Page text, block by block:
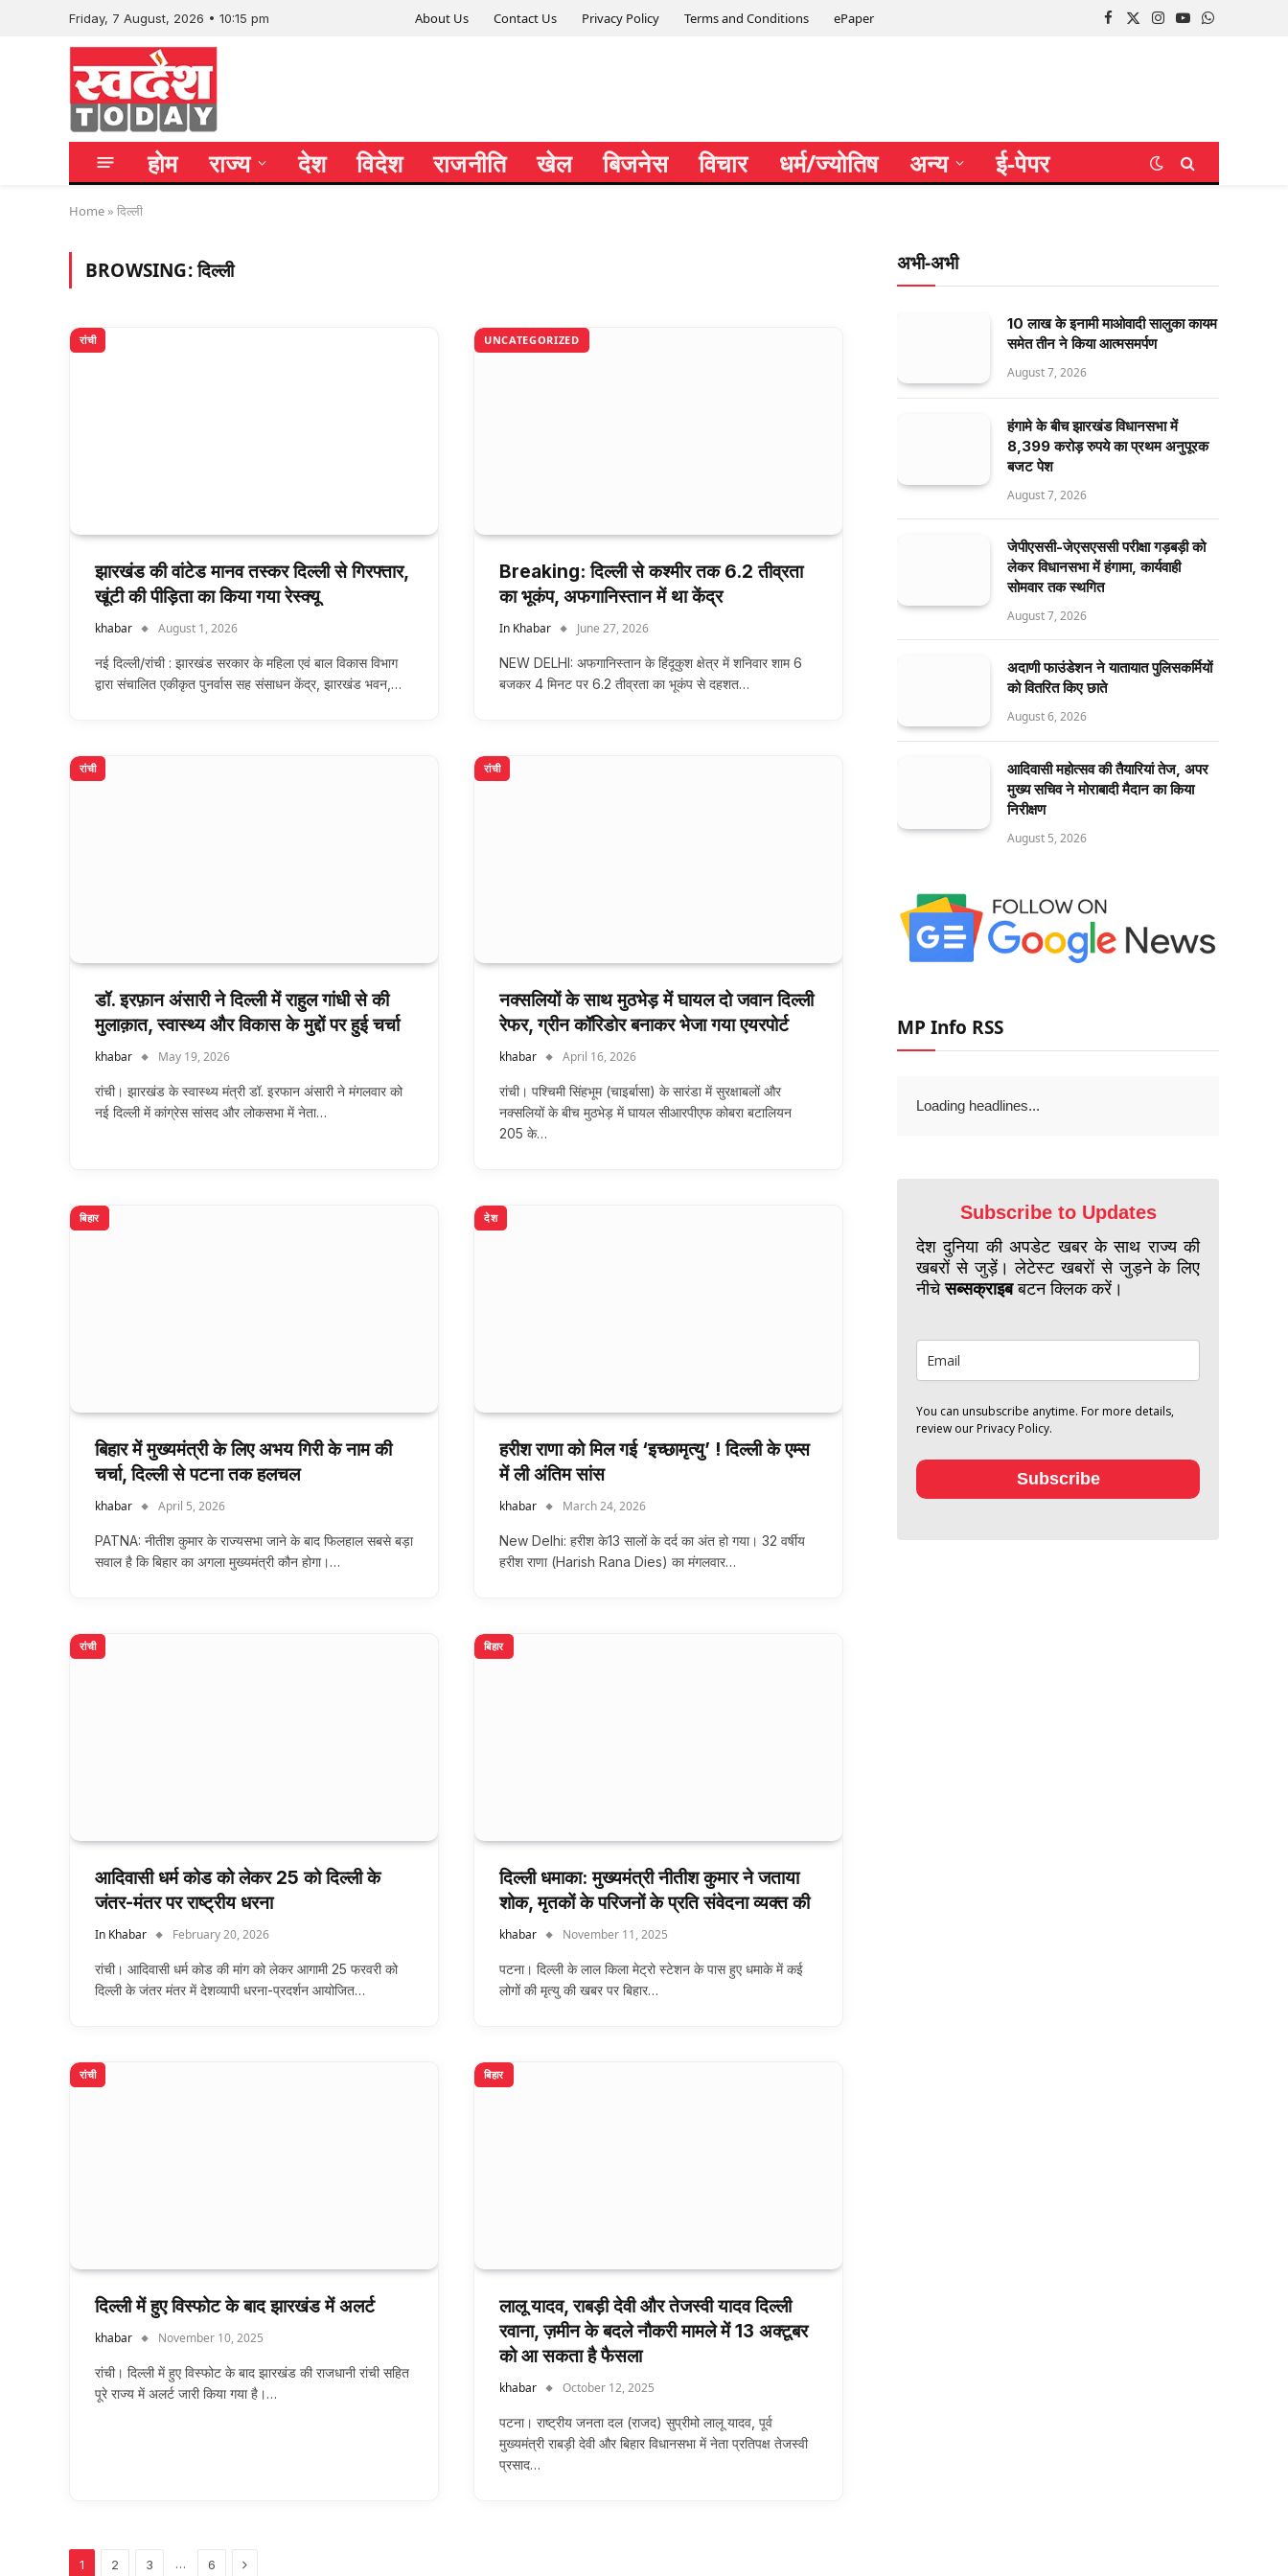
Friday, 7 August, 2026 • 10:15 pm About Us Contact Us Privacy Policy Terms and Conditions ePaper
Facebook
X
Instagram
YouTubeWhatsApp
होम राज्य देश विदेश राजनीति खेल बिजनेस विचार धर्म/ज्योतिष अन्य ई-पेपर
Home » दिल्ली
BROWSING:दिल्ली
रांची
झारखंड की वांटेड मानव तस्कर दिल्ली से गिरफ्तार,
खूंटी की पीड़िता का किया गया रेस्क्यू
khabar August 1, 2026
नई दिल्ली/रांची : झारखंड सरकार के महिला एवं बाल विकास विभाग
द्वारा संचालित एकीकृत पुनर्वास सह संसाधन केंद्र, झारखंड भवन,…
UNCATEGORIZED
Breaking: दिल्ली से कश्मीर तक 6.2 तीव्रता
का भूकंप, अफगानिस्तान में था केंद्र
In Khabar June 27, 2026
NEW DELHI: अफगानिस्तान के हिंदूकुश क्षेत्र में शनिवार शाम 6
बजकर 4 मिनट पर 6.2 तीव्रता का भूकंप से दहशत…
रांची
डॉ. इरफ़ान अंसारी ने दिल्ली में राहुल गांधी से की
मुलाक़ात, स्वास्थ्य और विकास के मुद्दों पर हुई चर्चा
khabar May 19, 2026
रांची। झारखंड के स्वास्थ्य मंत्री डॉ. इरफान अंसारी ने मंगलवार को
नई दिल्ली में कांग्रेस सांसद और लोकसभा में नेता…
रांची
नक्सलियों के साथ मुठभेड़ में घायल दो जवान दिल्ली
रेफर, ग्रीन कॉरिडोर बनाकर भेजा गया एयरपोर्ट
khabar April 16, 2026
रांची। पश्चिमी सिंहभूम (चाइर्बासा) के सारंडा में सुरक्षाबलों और
नक्सलियों के बीच मुठभेड़ में घायल सीआरपीएफ कोबरा बटालियन
205 के…
बिहार
बिहार में मुख्यमंत्री के लिए अभय गिरी के नाम की
चर्चा, दिल्ली से पटना तक हलचल
khabar April 5, 2026
PATNA: नीतीश कुमार के राज्यसभा जाने के बाद फिलहाल सबसे बड़ा
सवाल है कि बिहार का अगला मुख्यमंत्री कौन होगा।…
देश
हरीश राणा को मिल गई ‘इच्छामृत्यु’ ! दिल्ली के एम्स
में ली अंतिम सांस
khabar March 24, 2026
New Delhi: हरीश के13 सालों के दर्द का अंत हो गया। 32 वर्षीय
हरीश राणा (Harish Rana Dies) का मंगलवार…
रांची
आदिवासी धर्म कोड को लेकर 25 को दिल्ली के
जंतर-मंतर पर राष्ट्रीय धरना
In Khabar February 20, 2026
रांची। आदिवासी धर्म कोड की मांग को लेकर आगामी 25 फरवरी को
दिल्ली के जंतर मंतर में देशव्यापी धरना-प्रदर्शन आयोजित…
बिहार
दिल्ली धमाका: मुख्यमंत्री नीतीश कुमार ने जताया
शोक, मृतकों के परिजनों के प्रति संवेदना व्यक्त की
khabar November 11, 2025
पटना। दिल्ली के लाल किला मेट्रो स्टेशन के पास हुए धमाके में कई
लोगों की मृत्यु की खबर पर बिहार…
रांची
दिल्ली में हुए विस्फोट के बाद झारखंड में अलर्ट
khabar November 10, 2025
रांची। दिल्ली में हुए विस्फोट के बाद झारखंड की राजधानी रांची सहित
पूरे राज्य में अलर्ट जारी किया गया है।…
बिहार
लालू यादव, राबड़ी देवी और तेजस्वी यादव दिल्ली
रवाना, ज़मीन के बदले नौकरी मामले में 13 अक्टूबर
को आ सकता है फैसला
khabar October 12, 2025
पटना। राष्ट्रीय जनता दल (राजद) सुप्रीमो लालू यादव, पूर्व
मुख्यमंत्री राबड़ी देवी और बिहार विधानसभा में नेता प्रतिपक्ष तेजस्वी
प्रसाद…
1 2 3 … 6 Next
अभी-अभी
10 लाख के इनामी माओवादी सालुका कायम
समेत तीन ने किया आत्मसमर्पण
August 7, 2026
हंगामे के बीच झारखंड विधानसभा में
8,399 करोड़ रुपये का प्रथम अनुपूरक
बजट पेश
August 7, 2026
जेपीएससी-जेएसएससी परीक्षा गड़बड़ी को
लेकर विधानसभा में हंगामा, कार्यवाही
सोमवार तक स्थगित
August 7, 2026
अदाणी फाउंडेशन ने यातायात पुलिसकर्मियों
को वितरित किए छाते
August 6, 2026
आदिवासी महोत्सव की तैयारियां तेज, अपर
मुख्य सचिव ने मोराबादी मैदान का किया
निरीक्षण
August 5, 2026
MP Info RSS
Loading headlines...
Subscribe to Updates
देश दुनिया की अपडेट खबर के साथ राज्य की
खबरों से जुड़ें। लेटेस्ट खबरों से जुड़ने के लिए
नीचेसब्सक्राइबबटन क्लिक करें।
You can unsubscribe anytime. For more details,
review our Privacy Policy.
Subscribe